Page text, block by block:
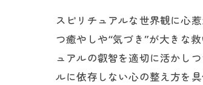
スピリチュアルな世界観に心
つ癒やしや“気づき”が大きな
ュアルの叡智を適切に活かし
ルに依存しない心の整え方を